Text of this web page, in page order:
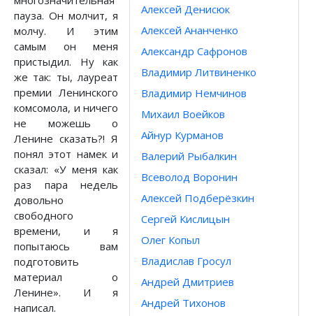
Алексей Денисюк
Алексей Ананченко
Александр Сафронов
Владимир Литвиненко
Владимир Немчинов
Михаил Воейков
Айнур Курманов
Валерий Рыбалкин
Всеволод Воронин
Алексей Подберёзкин
Сергей Кислицын
Олег Копыл
Владислав Гросул
Андрей Дмитриев
Андрей Тихонов
пауза. Он молчит, я
молчу. И этим
самым он меня
пристыдил. Ну как
же так: ты, лауреат
премии Ленинского
комсомола, и ничего
не можешь о
Ленине сказать?! Я
понял этот намек и
сказал: «У меня как
раз пара недель
довольно
свободного
времени, и я
попытаюсь вам
подготовить
материал о
Ленине». И я
написал.